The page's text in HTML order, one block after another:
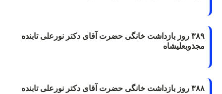
۳۸۹ روز بازداشت خانگی حضرت آقای دکتر نورعلی تابنده
مجذوبعلیشاه
۳۸۸ روز بازداشت خانگی حضرت آقای دکتر نورعلی تابنده